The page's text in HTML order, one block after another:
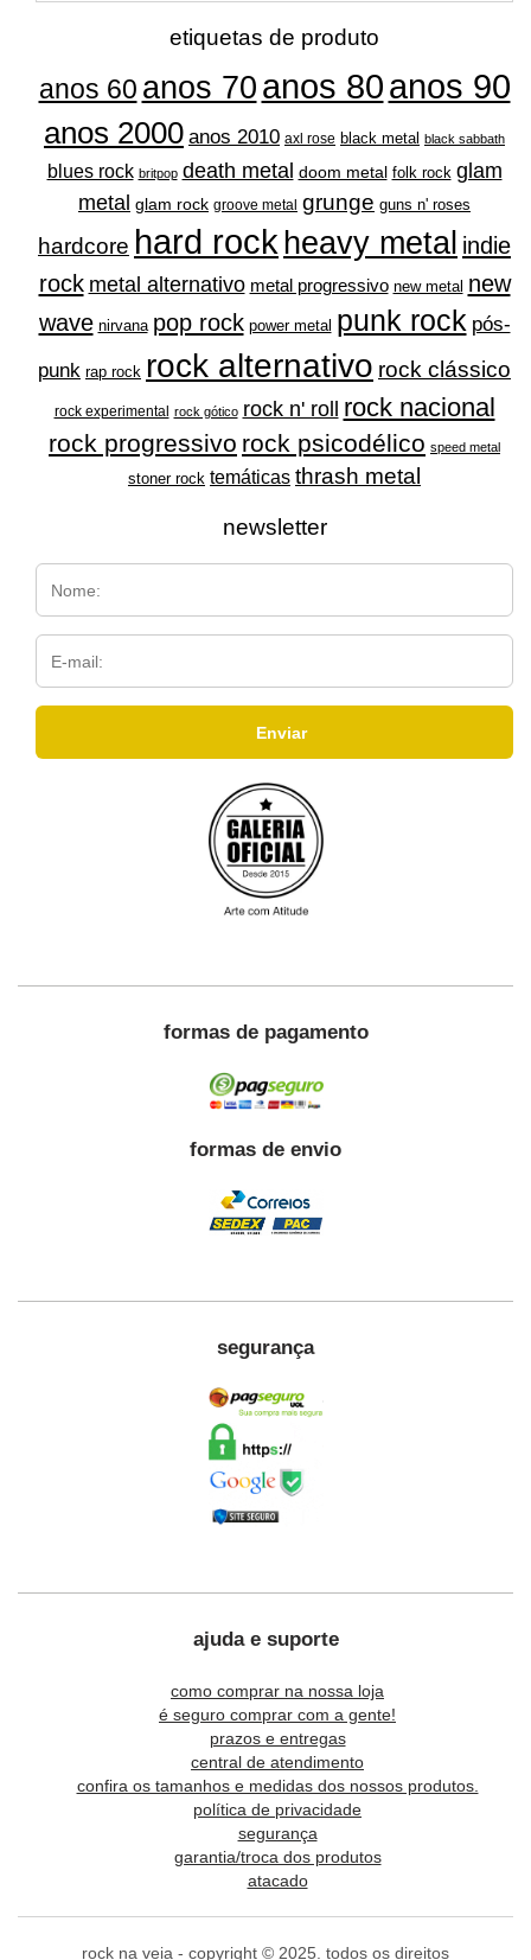
página
produto
etiquetas de produto
anos 60 anos 70 anos 80anos 90
anos 2000 anos 2010 axl rose black metal black sabbath
blues rock britpop death metal doom metal folk rock glam
metal glam rock groove metal grunge guns n' roses
hardcore hard rock heavy metal indie
rock metal alternativo metal progressivo new metal new
wave nirvana pop rock power metal punk rock pós-
punk rap rock rock alternativo rock clássico
rock experimental rock gótico rock n' roll rock nacional
rock progressivo rock psicodélico speed metal
stoner rock temáticas thrash metal
newsletter
formas de pagamento
formas de envio
segurança
ajuda e suporte
como comprar na nossa loja
é seguro comprar com a gente!
prazos e entregas
central de atendimento
confira os tamanhos e medidas dos nossos produtos.
política de privacidade
segurança
garantia/troca dos produtos
atacado
rock na veia - copyright © 2025. todos os direitos